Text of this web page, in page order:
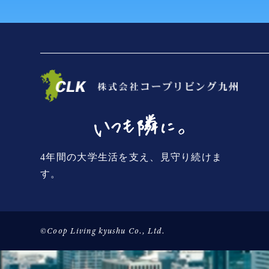
4年間の大学生活を支え、見守り続けま
す。
©Coop Living kyushu Co., Ltd.